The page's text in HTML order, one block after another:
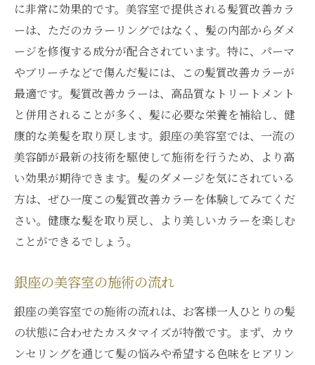
に非常に効果的です。美容室で提供される髪質改善カラ
ーは、ただのカラーリングではなく、髪の内部からダメ
ージを修復する成分が配合されています。特に、パーマ
やブリーチなどで傷んだ髪には、この髪質改善カラーが
最適です。髪質改善カラーは、高品質なトリートメント
と併用されることが多く、髪に必要な栄養を補給し、健
康的な美髪を取り戻します。銀座の美容室では、一流の
美容師が最新の技術を駆使して施術を行うため、より高
い効果が期待できます。髪のダメージを気にされている
方は、ぜひ一度この髪質改善カラーを体験してみてくだ
さい。健康な髪を取り戻し、より美しいカラーを楽しむ
ことができるでしょう。
銀座の美容室の施術の流れ
銀座の美容室での施術の流れは、お客様一人ひとりの髪
の状態に合わせたカスタマイズが特徴です。まず、カウ
ンセリングを通じて髪の悩みや希望する色味をヒアリン